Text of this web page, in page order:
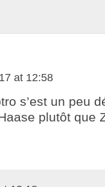
at 12:58
s’est un peu
plutôt que